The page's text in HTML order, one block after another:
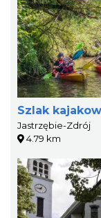
Szlak
Jastrzębie-Zdrój
4.79 km